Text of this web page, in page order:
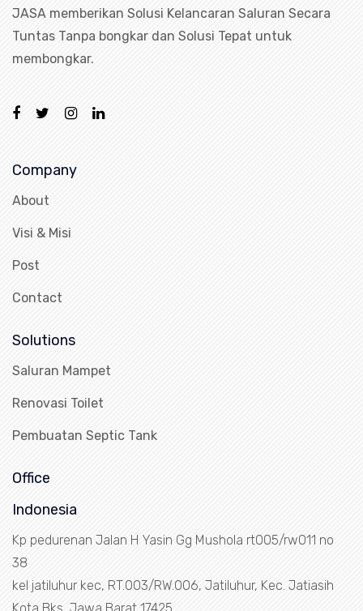
JASA memberikan Solusi Kelancaran Saluran Secara
Tuntas Tanpa bongkar dan Solusi Tepat untuk
membongkar.
Company
About
Visi & Misi
Post
Contact
Solutions
Saluran Mampet
Renovasi Toilet
Pembuatan Septic Tank
Office
Indonesia
Kp pedurenan Jalan H Yasin Gg Mushola rt005/rw011 no
38
kel jatiluhur kec, RT.003/RW.006, Jatiluhur, Kec. Jatiasih